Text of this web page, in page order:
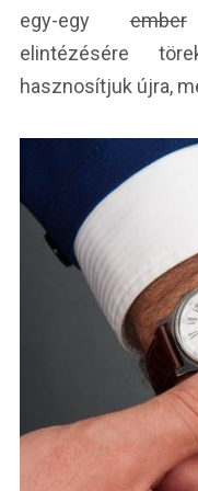
egy-egyember
elintézésére
hasznosítjuk újra,